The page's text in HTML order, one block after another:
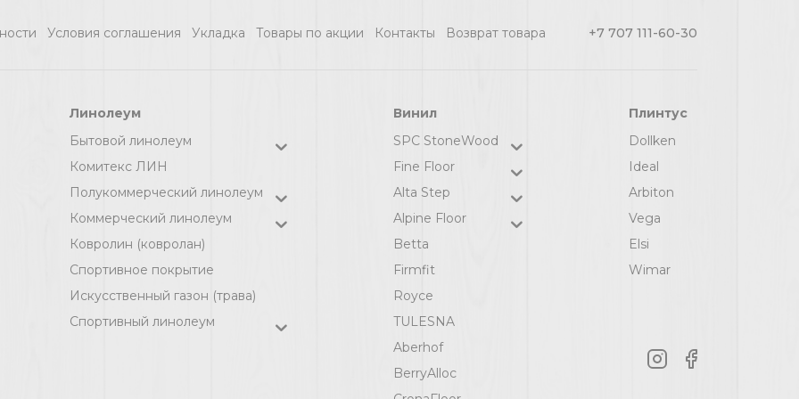
Условия соглашения Укладка Товары по акции Контакты Возврат товара +7 707 111-60-30
Линолеум
Бытовой линолеум
Комитекс ЛИН
Полукоммерческий линолеум
Коммерческий линолеум
Ковролин (ковролан)
Спортивное покрытие
Искусственный газон (трава)
Спортивный линолеум
Винил
SPC StoneWood
Fine Floor
Alta Step
Alpine Floor
Betta
Firmfit
Royce
TULESNA
Aberhof
BerryAlloc
Плинтус
Dollken
Ideal
Arbiton
Vega
Elsi
Wimar